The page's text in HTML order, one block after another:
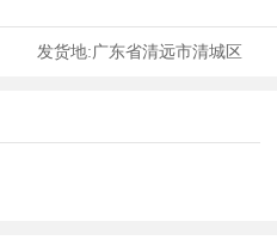
发货地:广东省清远市清城区